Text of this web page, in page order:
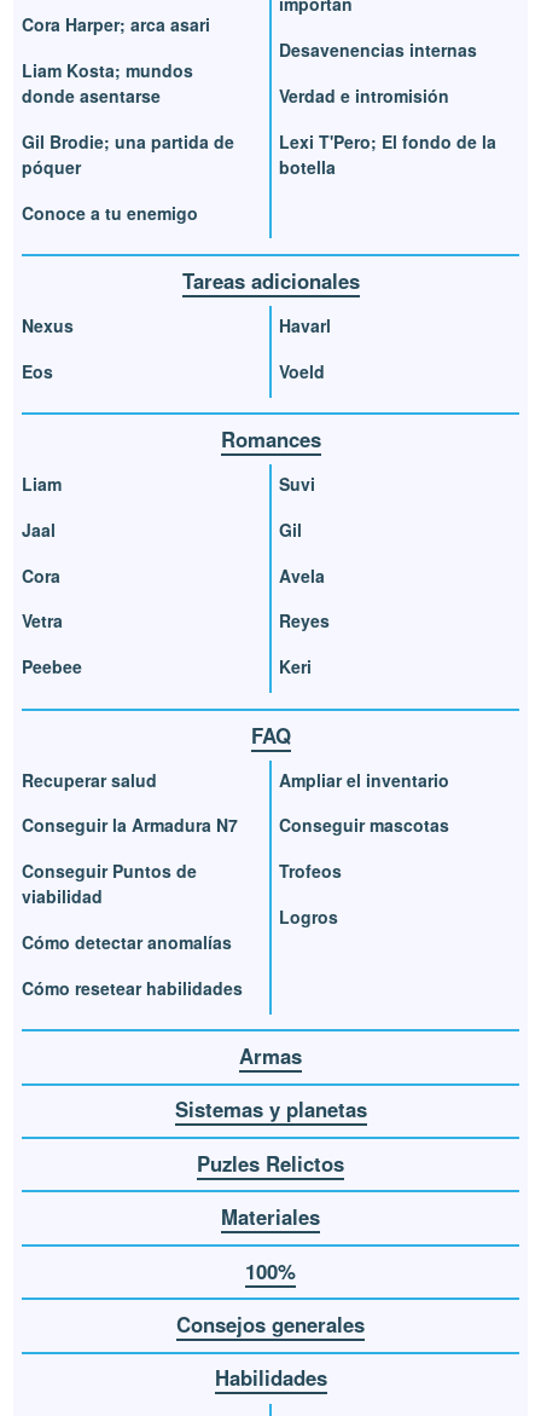
Cora Harper; arca asari
Liam Kosta; mundos
donde asentarse
Gil Brodie; una partida de
póquer
Conoce a tu enemigo
Desavenencias internas
Verdad e intromisión
Lexi T'Pero; El fondo de la
botella
Tareas adicionales
Nexus
Eos
Havarl
Voeld
Romances
Liam
Jaal
Cora
Vetra
Peebee
Suvi
Gil
Avela
Reyes
Keri
FAQ
Recuperar salud
Conseguir la Armadura N7
Conseguir Puntos de
viabilidad
Cómo detectar anomalías
Cómo resetear habilidades
Ampliar el inventario
Conseguir mascotas
Trofeos
Logros
Armas
Sistemas y planetas
Puzles Relictos
Materiales
100%
Consejos generales
Habilidades